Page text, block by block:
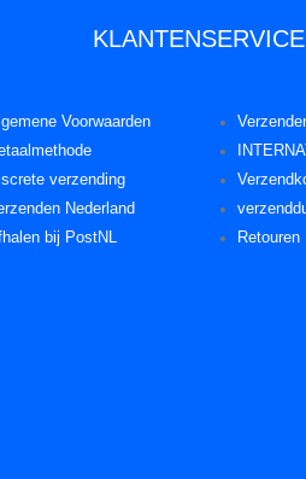
KLANTENSERVICE
Voorwaarden
verzending
Nederland
bij PostNL
Retouren